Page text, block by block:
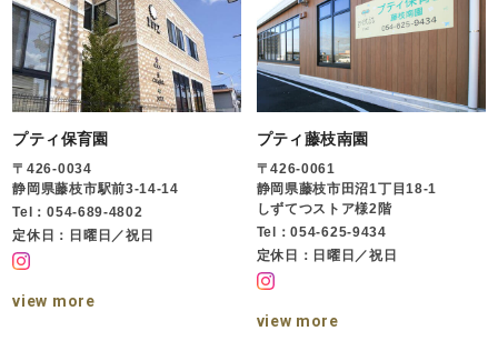
プティ保育園
〒426-0034
静岡県藤枝市駅前3-14-14
Tel：054-689-4802
定休日：日曜日／祝日
view more
プティ藤枝南園
〒426-0061
静岡県藤枝市田沼1丁目18-1
しずてつストア様2階
Tel：054-625-9434
定休日：日曜日／祝日
view more